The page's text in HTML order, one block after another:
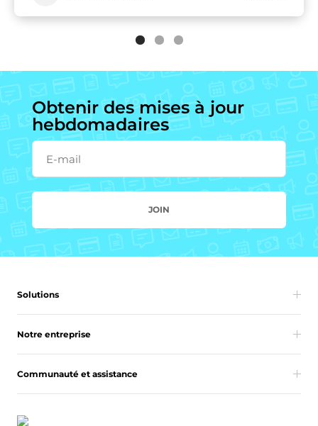
Obtenir des mises à jour
hebdomadaires
E-mail
JOIN
Solutions
Notre entreprise
Communauté et assistance